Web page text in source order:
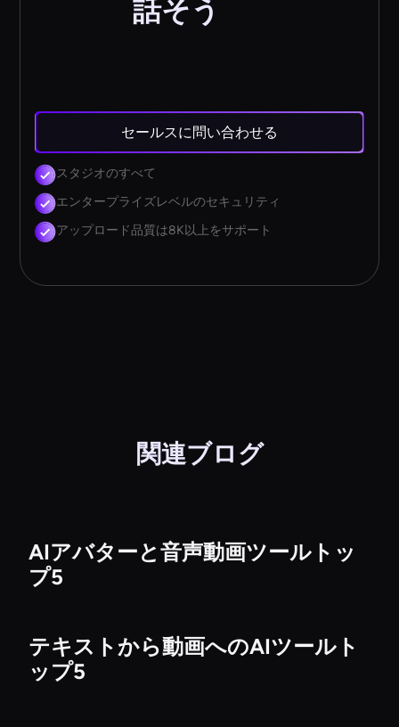
話そう
セールスに問い合わせる
スタジオのすべて
エンタープライズレベルのセキュリティ
アップロード品質は8K以上をサポート
関連ブログ
AIアバターと音声動画ツールトッ
プ5
テキストから動画へのAIツールト
ップ5